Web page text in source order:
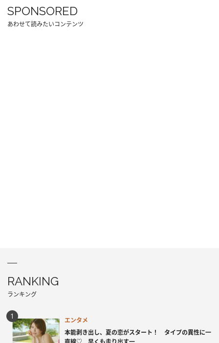
SPONSORED
あわせて読みたいコンテンツ
RANKING
ランキング
エンタメ
本能剥き出し、夏の恋がスタート！ タイプの異性に一